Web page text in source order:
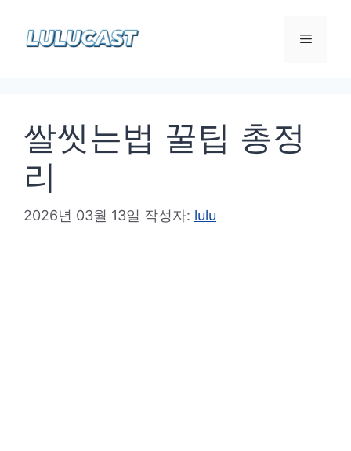
메
쌀씻는법 꿀팁 총정
리
2026년 03월 13일 작성자: lulu